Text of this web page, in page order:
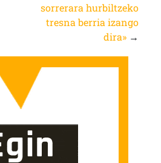
sorrerara hurbiltzeko
tresna berria izango
dira» →